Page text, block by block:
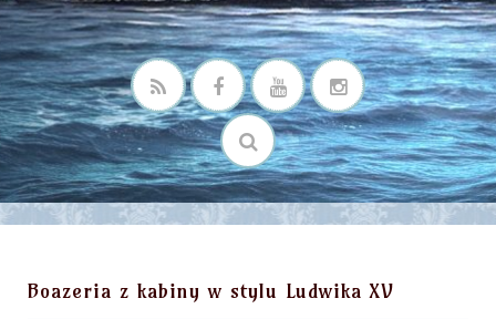
Boazeria z kabiny w stylu Ludwika XV